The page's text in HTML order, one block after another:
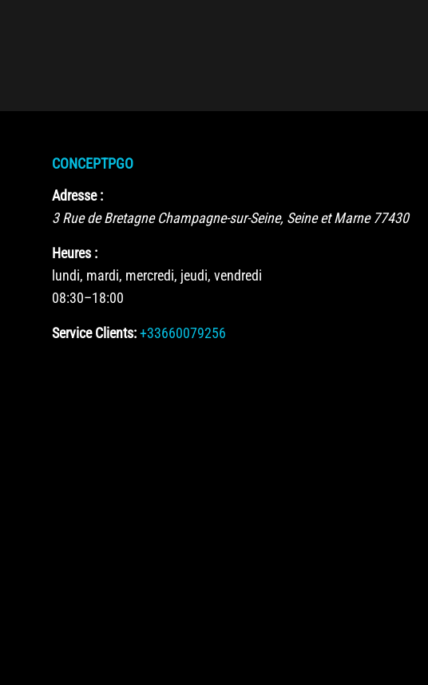
CONCEPTPGO
Adresse :
3 Rue de Bretagne Champagne-sur-Seine, Seine et Marne 77430
Heures :
lundi, mardi, mercredi, jeudi, vendredi
08:30–18:00
Service Clients:+33660079256